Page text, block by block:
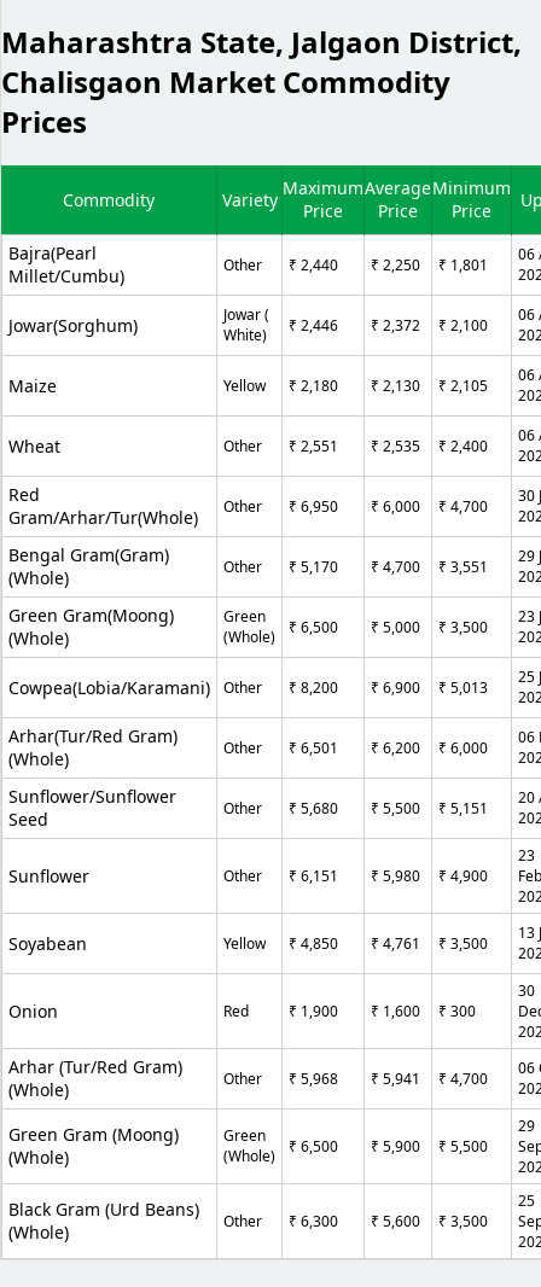
Maharashtra State, Jalgaon District,
Chalisgaon Market Commodity
Prices
Commodity Variety
Maximum
Price
Average
Price
Minimum
Price
Bajra(Pearl
Millet/Cumbu)
Other ₹ 2,440 ₹ 2,250 ₹ 1,801
06
Jowar(Sorghum)
Jowar (
White)
₹ 2,446 ₹ 2,372 ₹ 2,100
06
Maize Yellow ₹ 2,180 ₹ 2,130 ₹ 2,105
06
Wheat Other ₹ 2,551 ₹ 2,535 ₹ 2,400
06
Red
Gram/Arhar/Tur(whole)
Other ₹ 6,950 ₹ 6,000 ₹ 4,700
30
Bengal Gram(Gram)
(Whole)
Other ₹ 5,170 ₹ 4,700 ₹ 3,551
29
Green Gram(Moong)
(Whole)
Green
(Whole)
₹ 6,500 ₹ 5,000 ₹ 3,500
23
Cowpea(Lobia/Karamani) Other ₹ 8,200 ₹ 6,900 ₹ 5,013
25
Arhar(Tur/Red Gram)
(Whole)
Other ₹ 6,501 ₹ 6,200 ₹ 6,000
06
Sunflower/Sunflower
Seed
Other ₹ 5,680 ₹ 5,500 ₹ 5,151
20
Sunflower Other ₹ 6,151 ₹ 5,980 ₹ 4,900
23
Soyabean Yellow ₹ 4,850 ₹ 4,761 ₹ 3,500
13
Onion Red ₹ 1,900 ₹ 1,600 ₹ 300
30
Arhar (Tur/Red Gram)
(Whole)
Other ₹ 5,968 ₹ 5,941 ₹ 4,700
06
Green Gram (Moong)
(Whole)
Green
(Whole)
₹ 6,500 ₹ 5,900 ₹ 5,500
29
Black Gram (Urd Beans)
(Whole)
Other ₹ 6,300 ₹ 5,600 ₹ 3,500
25